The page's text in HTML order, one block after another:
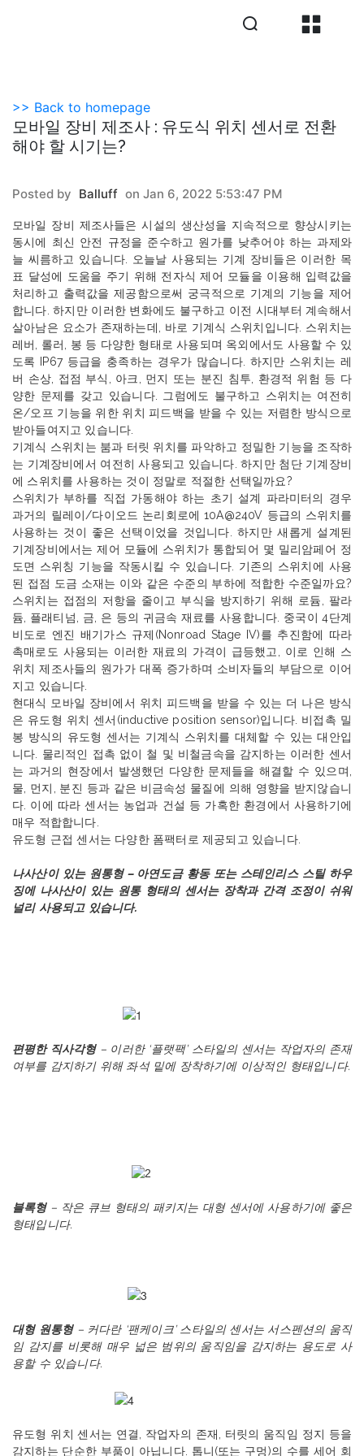
>> Back to homepage
모바일 장비 제조사 : 유도식 위치 센서로 전환
해야 할 시기는?
Posted by Balluff on Jan 6, 2022 5:53:47 PM
모바일 장비 제조사들은 시설의 생산성을 지속적으로 향상시키는
동시에
최신 안전 규정을 준수하고 원가를 낮추어야 하는 과제와
늘 씨름하고 있습니다 오늘날 사용되는 기계 장비들은 이러한 목
표 달성에 도움을 주기 위해 전자식 제어 모듈을 이용해 입력값을
처리하고 출력값을 제공함으로써 궁극적으로 기계의 기능을 제어
합니다 .하지만 이러한 변화에도 불구하고 이전 시대부터 계속해서
살아남은 요소가 존재하는데 바로 기계식 스위치입니다 스위치는
레버
롤러 봉 등 다양한 형태로 사용되며 옥외에서도 사용할 수 있
도록
IP67 등급을 충족하는 경우가 많습니다. 하지만 스위치는 레
버 손상, 접점 부식 아크 먼지 또는 분진 침투 환경적 위험 등 다
양한 문제를 갖고 있습니다. 그럼에도 불구하고 스위치는 여전히
온/오프 기능을 위한 위치 피드백을 받을 수 있는 저렴한 방식으로
받아들여지고 있습니다
기계식 스위치는 붐과 터릿 위치를 파악하고 정밀한 기능을 조작하
는 기계장비에서 여전히 사용되고 있습니다 .하지만 첨단 기계장비
에 스위치를 사용하는 것이 정말로 적절한 선택일까요?
스위치가 부하를 직접 가동해야 하는 초기 설계 파라미터의
경우
과거의 릴레이/다이오드 논리회로에 10A@240V 등급의 스위치를
사용하는 것이 좋은 선택이었을 것입니다 .하지만 새롭게 설계된
기계장비에서는 제어 모듈에 스위치가 통합되어 몇 밀리암페어 정
도면 스위칭 기능을 작동시킬 수 있습니다. 기존의 스위치에 사용
된 접점 도금 소재는 이와 같은 수준의 부하에 적합한 수준일까요?
스위치는 접점의 저항을 줄이고 부식을 방지하기 위해 로듐
팔라
듐
플래티넘 금 은 등의 귀금속 재료를 사용합니다 중국이 4단계
비도로
엔진 배기가스 규제 (Nonroad Stage IV)를 추진함에
따라
촉매로도 사용되는 이러한 재료의 가격이 급등했고 이로 인해 스
위치 제조사들의 원가가 대폭 증가하며 소비자들의 부담으로 이어
지고 있습니다
현대식 모바일 장비에서 위치 피드백을 받을 수 있는 더 나은 방식
은 유도형 위치 센서 (inductive position sensor)입니다 비접촉 밀
봉 방식의 유도형 센서는 기계식 스위치를 대체할 수 있는 대안입
니다
물리적인 접촉 없이 철 및 비철금속을 감지하는 이러한 센서
는 과거의 현장에서 발생했던 다양한 문제들을 해결할 수 있으며
물
먼지 분진 등과 같은 비금속성 물질에 의해 영향을 받지않습니
다 이에 따라 센서는 농업과 건설 등 가혹한 환경에서 사용하기에
매우 적합합니다
유도형 근접 센서는 다양한 폼팩터로 제공되고 있습니다.
나사산이 있는 원통형 – 아연도금 황동 또는 스테인리스 스틸 하우
징에 나사산이 있는 원통 형태의 센서는 장착과 간격 조정이 쉬워
널리 사용되고 있습니다.
편평한 직사각형 – 이러한 ‘플랫팩’ 스타일의 센서는 작업자의 존재
여부를 감지하기 위해 좌석 밑에 장착하기에 이상적인 형태입니다.
블록형 – 작은 큐브 형태의 패키지는 대형 센서에 사용하기에 좋은
형태입니다.
대형 원통형 – 커다란 ‘팬케이크’ 스타일의 센서는 서스펜션의 움직
임 감지를 비롯해 매우 넓은 범위의 움직임을 감지하는 용도로 사
용할 수 있습니다.
유도형 위치 센서는 연결 작업자의 존재 터릿의 움직임 정지 등을
감지하는 단순한 부품이 아닙니다. 톱니(또는 구멍)의 수를 세어 회